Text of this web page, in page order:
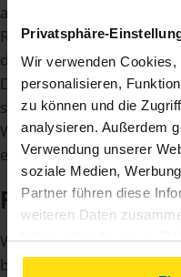
Privatsphäre-
Wir verwenden
personalisieren,
zu können und die
analysieren. Außerdem
Verwendung unserer
soziale Medien,
Partner führen diese
weiteren Daten
gesammelt haben.
ausgeschlossen. Sobald
Rentenversicherung
die Ausgleichszahlung
Das gilt auch im
steht unter Umständen
Waisenrente
zu, eine
es allerdings nicht.
Fazit zu den
Wenn Sie mit Gewissheit
bis zum Renteneintritt